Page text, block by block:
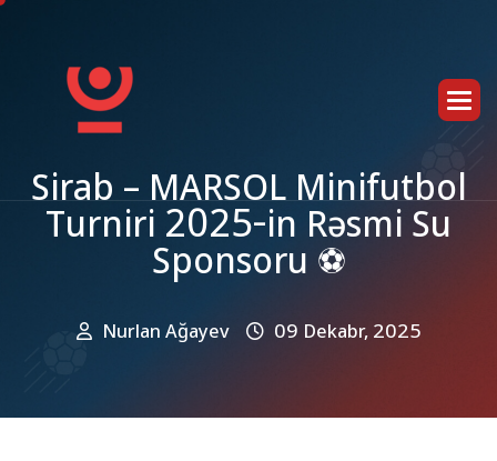
Sirab – MARSOL Minifutbol
Turniri 2025-in Rəsmi Su
Sponsoru ⚽
Nurlan Ağayev 09 Dekabr, 2025